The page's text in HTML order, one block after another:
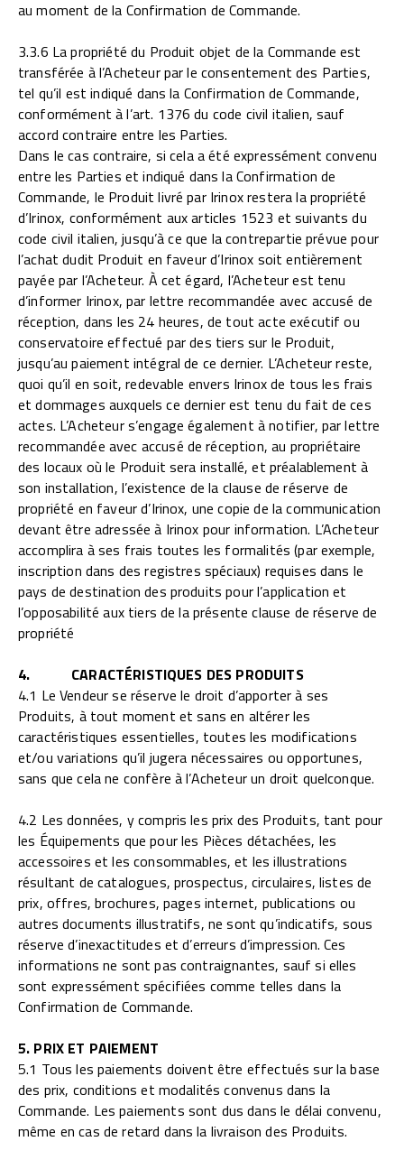
au moment de la Confirmation de Commande.
3.3.6 La propriété du Produit objet de la Commande est
transférée à l’Acheteur par le consentement des Parties,
tel qu’il est indiqué dans la Confirmation de Commande,
conformément à l’art. 1376 du code civil italien, sauf
accord contraire entre les Parties.
Dans le cas contraire, si cela a été expressément convenu
entre les Parties et indiqué dans la Confirmation de
Commande, le Produit livré par Irinox restera la propriété
d’Irinox, conformément aux articles 1523 et suivants du
code civil italien, jusqu’à ce que la contrepartie prévue pour
l’achat dudit Produit en faveur d’Irinox soit entièrement
payée par l’Acheteur. À cet égard, l’Acheteur est tenu
d’informer Irinox, par lettre recommandée avec accusé de
réception, dans les 24 heures, de tout acte exécutif ou
conservatoire effectué par des tiers sur le Produit,
jusqu’au paiement intégral de ce dernier. L’Acheteur reste,
quoi qu’il en soit, redevable envers Irinox de tous les frais
et dommages auxquels ce dernier est tenu du fait de ces
actes. L’Acheteur s’engage également à notifier, par lettre
recommandée avec accusé de réception, au propriétaire
des locaux où le Produit sera installé, et préalablement à
son installation, l’existence de la clause de réserve de
propriété en faveur d’Irinox, une copie de la communication
devant être adressée à Irinox pour information. L’Acheteur
accomplira à ses frais toutes les formalités (par exemple,
inscription dans des registres spéciaux) requises dans le
pays de destination des produits pour l’application et
l’opposabilité aux tiers de la présente clause de réserve de
propriété
4. CARACTÉRISTIQUES DES PRODUITS
4.1 Le Vendeur se réserve le droit d’apporter à ses
Produits, à tout moment et sans en altérer les
caractéristiques essentielles, toutes les modifications
et/ou variations qu’il jugera nécessaires ou opportunes,
sans que cela ne confère à l’Acheteur un droit quelconque.
4.2 Les données, y compris les prix des Produits, tant pour
les Équipements que pour les Pièces détachées, les
accessoires et les consommables, et les illustrations
résultant de catalogues, prospectus, circulaires, listes de
prix, offres, brochures, pages internet, publications ou
autres documents illustratifs, ne sont qu’indicatifs, sous
réserve d’inexactitudes et d’erreurs d’impression. Ces
informations ne sont pas contraignantes, sauf si elles
sont expressément spécifiées comme telles dans la
Confirmation de Commande.
5. PRIX ET PAIEMENT
5.1 Tous les paiements doivent être effectués sur la base
des prix, conditions et modalités convenus dans la
Commande. Les paiements sont dus dans le délai convenu,
même en cas de retard dans la livraison des Produits.